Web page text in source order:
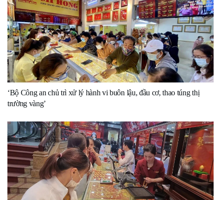
‘Bộ Công an chủ trì xử lý hành vi buôn lậu, đầu cơ, thao túng thị
trường vàng’